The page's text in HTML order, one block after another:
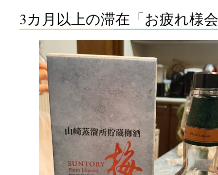
3カ月以上の滞在「お疲れ様